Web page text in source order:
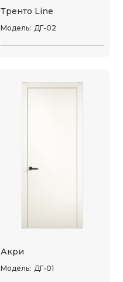
Тренто Line
Модель: ДГ-02
Акри
Модель: ДГ-01